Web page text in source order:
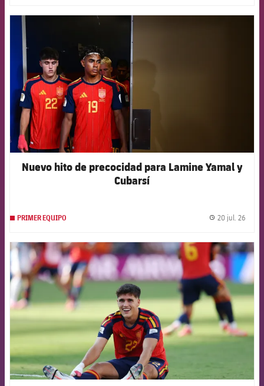
FCB Barcelona badge
Nuevo hito de precocidad para Lamine Yamal y
Cubarsí
PRIMER EQUIPO 20 jul. 26
FCB Barcelona badge